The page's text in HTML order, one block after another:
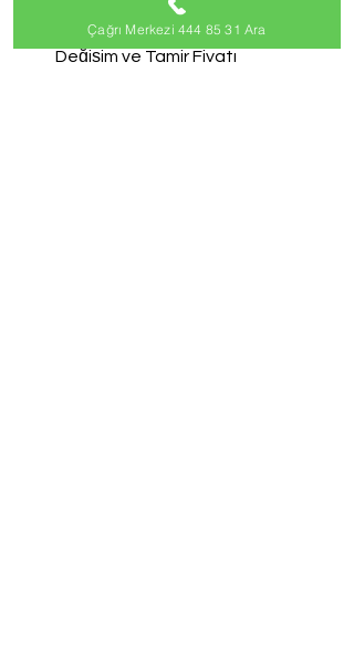
Vaillant Doldurma Musluğu
Değişim ve Tamir Fiyatı
Çağrı Merkezi 444 85 31 Ara